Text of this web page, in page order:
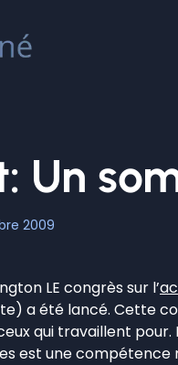
Un
2009
LE congrès sur l’
a été lancé. Cette
qui travaillent
est une compétence